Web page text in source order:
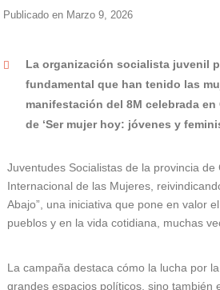
Publicado en Marzo 9, 2026
La organización socialista juvenil
fundamental que han tenido las
manifestación del 8M celebrada
de ‘Ser mujer hoy: jóvenes y
Juventudes Socialistas de la provincia
Internacional de las Mujeres,
Abajo”, una iniciativa que pone en valor
pueblos y en la vida cotidiana, muchas
La campaña destaca cómo la lucha por
grandes espacios políticos, sino también